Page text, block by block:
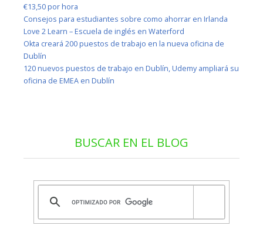
€13,50 por hora
Consejos para estudiantes sobre como ahorrar en Irlanda
Love 2 Learn – Escuela de inglés en Waterford
Okta creará 200 puestos de trabajo en la nueva oficina de
Dublín
120 nuevos puestos de trabajo en Dublín, Udemy ampliará su
oficina de EMEA en Dublín
BUSCAR EN EL BLOG